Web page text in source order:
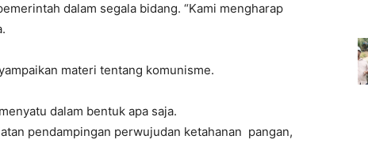
dalam segala bidang. “Kami mengharap
materi tentang komunisme.
dalam bentuk apa saja.
pendampingan perwujudan ketahanan pangan,